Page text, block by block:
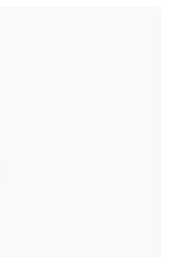
når dataa i dette